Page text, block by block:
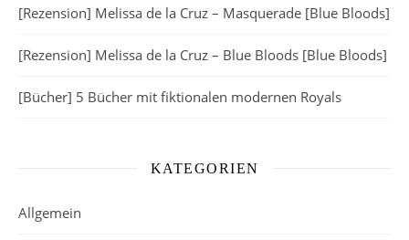
[Rezension] Melissa de la Cruz – Masquerade [Blue Bloods]
[Rezension] Melissa de la Cruz – Blue Bloods [Blue Bloods]
[Bücher] 5 Bücher mit fiktionalen modernen Royals
KATEGORIEN
Allgemein